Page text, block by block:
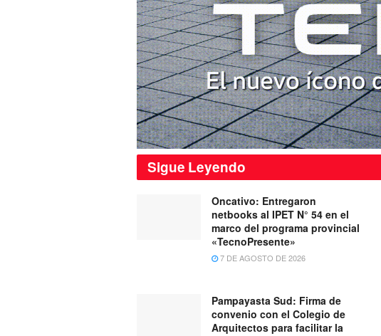
Sigue Leyendo
Oncativo: Entregaron
netbooks al IPET N° 54 en el
marco del programa provincial
«TecnoPresente»
7 DE AGOSTO DE 2026
Pampayasta Sud: Firma de
convenio con el Colegio de
Arquitectos para facilitar la